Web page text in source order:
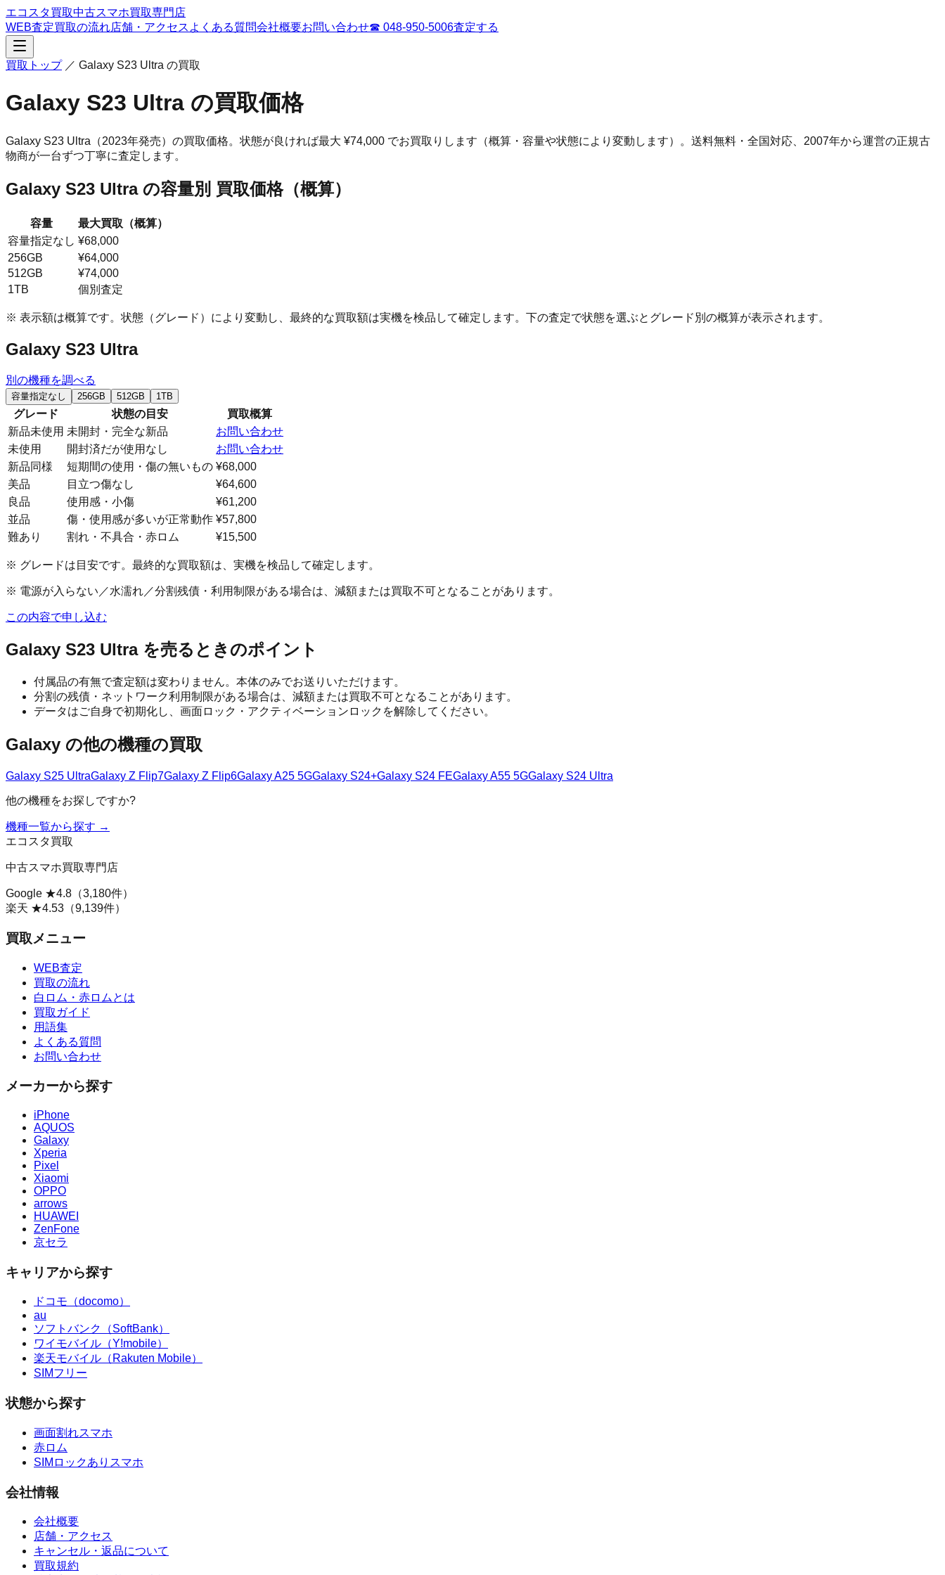
エコスタ買取中古スマホ買取専門店
WEB査定買取の流れ店舗・アクセス よくある質問会社概要お問い合わせ☎ 048-950-5006査定する
買取トップ／ Galaxy S23 Ultra の買取
Galaxy S23 Ultra の買取価格
Galaxy S23 Ultra （2023年発売） の買取価格。 状態が良ければ最大 ¥74,000 でお買取りします（概算・容量や状態により変動します）。 送料無料・全国対応、 2007年から運営の正規古
物商が一台ずつ丁寧に査定します。
Galaxy S23 Ultraの容量別 買取価格（概算）
容量
最大買取（概算）
容量指定なし ¥68,000
256GB
¥64,000
512GB
¥74,000
1TB
個別査定
※ 表示額は概算です。状態（グレード）により変動し、最終的な買取額は実機を検品して確定します。下の査定で状態を選ぶとグレード別の概算が表示されます。
Galaxy S23 Ultra
別の機種を調べる
容量指定なし 256GB 512GB 1TB
グレード 状態の目安
買取概算
新品未使用 未開封・完全な新品
お問い合わせ
未使用
開封済だが使用なし
お問い合わせ
新品同様
短期間の使用・傷の無いもの ¥68,000
美品
目立つ傷なし
¥64,600
良品
使用感・小傷
¥61,200
並品
傷・使用感が多いが正常動作 ¥57,800
難あり
割れ・不具合・赤ロム ¥15,500
※ グレードは目安です。最終的な買取額は、実機を検品して確定します。
※ 電源が入らない／水濡れ／分割残債・利用制限がある場合は、減額または買取不可となることがあります。
この内容で申し込む
Galaxy S23 Ultraを売るときのポイント
付属品の有無で査定額は変わりません。本体のみでお送りいただけます。
分割の残債・ネットワーク利用制限がある場合は、減額または買取不可となることがあります。
データはご自身で初期化し、画面ロック・アクティベーションロックを解除してください。
Galaxy の他の機種の買取
Galaxy S25 UltraGalaxy Z Flip7Galaxy Z Flip6Galaxy A25 5GGalaxy S24+Galaxy S24 FEGalaxy A55 5GGalaxy S24 Ultra
他の機種をお探しですか?
機種一覧から探す →
エコスタ買取
中古スマホ買取専門店
Google ★4.8 （3,180件）
楽天 ★4.53 （9,139件）
買取メニュー
WEB査定
買取の流れ
白ロム・赤ロムとは
買取ガイド
用語集
よくある質問
お問い合わせ
メーカーから探す
iPhone
AQUOS
Galaxy
Xperia
Pixel
Xiaomi
OPPO
arrows
HUAWEI
ZenFone
京セラ
キャリアから探す
ドコモ（docomo）
au
ソフトバンク（SoftBank）
ワイモバイル（Y!mobile）
楽天モバイル（Rakuten Mobile）
SIMフリー
状態から探す
画面割れスマホ
赤ロム
SIMロックありスマホ
会社情報
会社概要
店舗・アクセス
キャンセル・返品について
買取規約